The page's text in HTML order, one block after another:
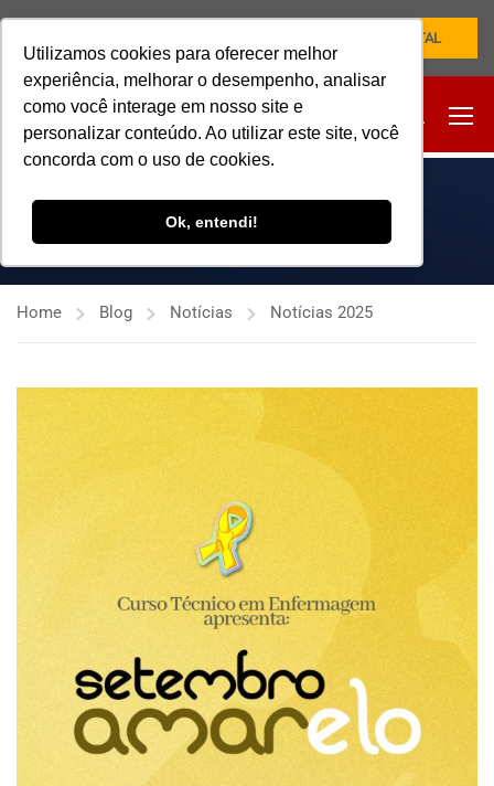
Utilizamos cookies para oferecer melhor
experiência, melhorar o desempenho, analisar
como você interage em nosso site e
personalizar conteúdo. Ao utilizar este site, você
concorda com o uso de cookies.
Ok, entendi!
NOVO PORTAL
NOTÍCIAS 2025
Home Blog Notícias Notícias 2025